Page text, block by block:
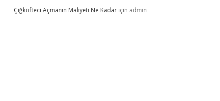
Çiğköfteci Açmanın Maliyeti Ne Kadar için admin